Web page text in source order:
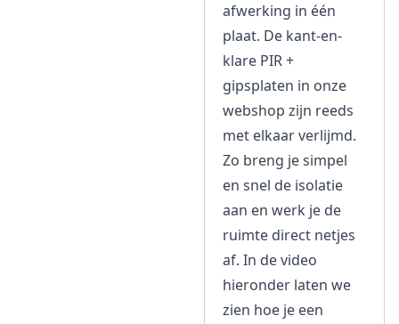
afwerking in één
plaat. De kant-en-
klare PIR +
gipsplaten in onze
webshop zijn reeds
met elkaar verlijmd.
Zo breng je simpel
en snel de isolatie
aan en werk je de
ruimte direct netjes
af. In de video
hieronder laten we
zien hoe je een